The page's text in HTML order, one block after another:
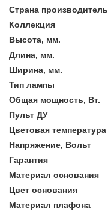
Страна производитель
Коллекция
Высота, мм.
Длина, мм.
Ширина, мм.
Тип лампы
Общая мощность, Вт.
Пульт ДУ
Цветовая температура
Напряжение, Вольт
Гарантия
Материал основания
Цвет основания
Материал плафона